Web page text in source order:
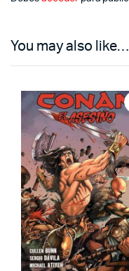
You may also like…